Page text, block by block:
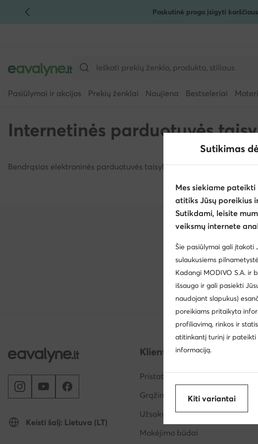
PEREITI PRIE PAGRINDINIO TURINIOPaskutinė proga įsigyti
Pasiūlymai ir akcijos Prekių ženklai Naujiena Bestseleriai
Internetinės parduotuvės
Bendrąsias elektroninės parduotuvės taisykles rasite čia:https://
Podívejte se na
Keisti šalį: Lietuva (LT)
Klientų aptarnavimas
Pristatymo būdai ir išlaidos
Grąžinimas
Užsakymo vykdymas
Mokėjimo būdai
Sutikimas
Mes siekiame pateikti
atitiks Jūsų poreikius
Sutikdami, leisite
veiksmų internete
Šie pasiūlymai gali įtakoti
sulaukusiems
Kadangi MODIVO S.A. ir
išsaugo ir gali pasiekti
naudojant slapukus)
poreikiams pritaikyta
profiliavimą, rinkos ir
atitinkantį turinį ir pateikti
informaciją.
Kiti variantai